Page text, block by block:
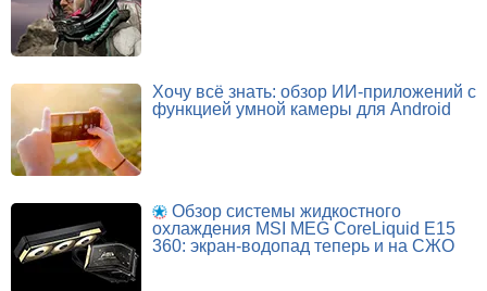
Хочу всё знать: обзор ИИ-приложений с
функцией умной камеры для Android
Обзор системы жидкостного
охлаждения MSI MEG CoreLiquid E15
360: экран-водопад теперь и на СЖО